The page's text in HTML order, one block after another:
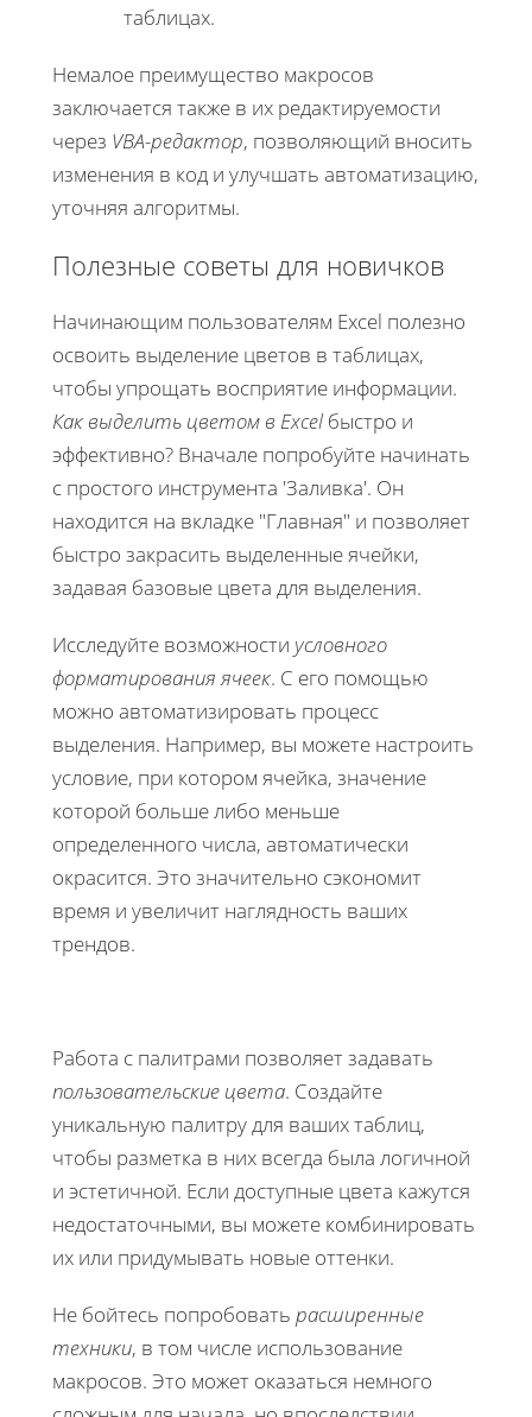
таблицах.
Немалое преимущество макросов
заключается также в их редактируемости
через VBA-редактор, позволяющий вносить
изменения в код и улучшать автоматизацию,
уточняя алгоритмы.
Полезные советы для новичков
Начинающим пользователям Excel полезно
освоить выделение цветов в таблицах,
чтобы упрощать восприятие информации.
Как выделить цветом в Excel быстро и
эффективно? Вначале попробуйте начинать
с простого инструмента 'Заливка'. Он
находится на вкладке "Главная" и позволяет
быстро закрасить выделенные ячейки,
задавая базовые цвета для выделения.
Исследуйте возможности условного
форматирования ячеек. С его помощью
можно автоматизировать процесс
выделения. Например, вы можете настроить
условие, при котором ячейка, значение
которой больше либо меньше
определенного числа, автоматически
окрасится. Это значительно сэкономит
время и увеличит наглядность ваших
трендов.
Работа с палитрами позволяет задавать
пользовательские цвета. Создайте
уникальную палитру для ваших таблиц,
чтобы разметка в них всегда была логичной
и эстетичной. Если доступные цвета кажутся
недостаточными, вы можете комбинировать
их или придумывать новые оттенки.
Не бойтесь попробовать расширенные
техники, в том числе использование
макросов. Это может оказаться немного